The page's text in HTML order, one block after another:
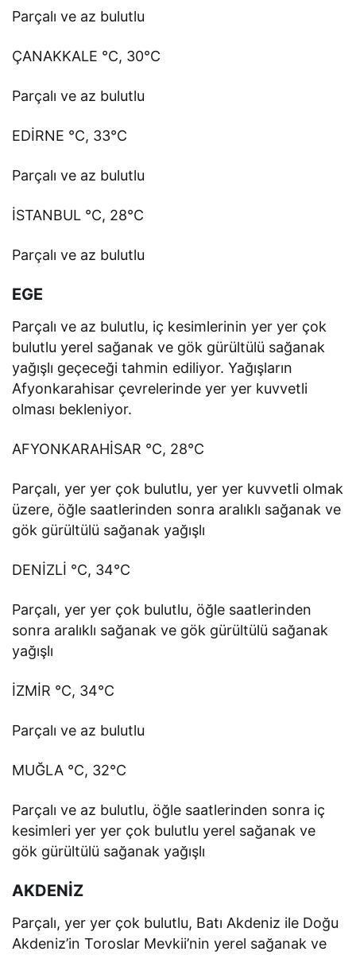
Parçalı ve az bulutlu
ÇANAKKALE °C, 30°C
Parçalı ve az bulutlu
EDİRNE °C, 33°C
Parçalı ve az bulutlu
İSTANBUL °C, 28°C
Parçalı ve az bulutlu
EGE
Parçalı ve az bulutlu, iç kesimlerinin yer yer çok
bulutlu yerel sağanak ve gök gürültülü sağanak
yağışlı geçeceği tahmin ediliyor. Yağışların
Afyonkarahisar çevrelerinde yer yer kuvvetli
olması bekleniyor.
AFYONKARAHİSAR °C, 28°C
Parçalı, yer yer çok bulutlu, yer yer kuvvetli olmak
üzere, öğle saatlerinden sonra aralıklı sağanak ve
gök gürültülü sağanak yağışlı
DENİZLİ °C, 34°C
Parçalı, yer yer çok bulutlu, öğle saatlerinden
sonra aralıklı sağanak ve gök gürültülü sağanak
yağışlı
İZMİR °C, 34°C
Parçalı ve az bulutlu
MUĞLA °C, 32°C
Parçalı ve az bulutlu, öğle saatlerinden sonra iç
kesimleri yer yer çok bulutlu yerel sağanak ve
gök gürültülü sağanak yağışlı
AKDENİZ
Parçalı, yer yer çok bulutlu, Batı Akdeniz ile Doğu
Akdeniz’in Toroslar Mevkii’nin yerel sağanak ve